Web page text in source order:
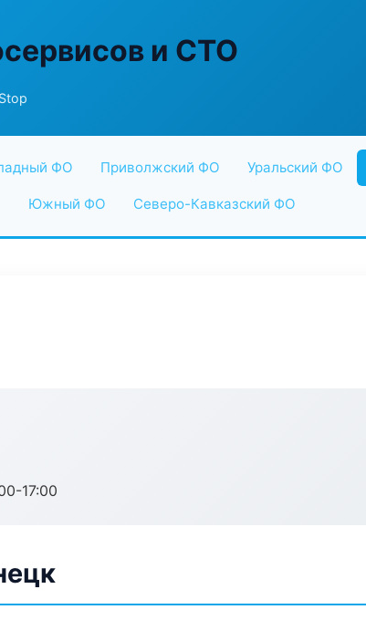
и СТО
ФО Приволжский ФО Уральский ФО
Южный ФО Северо-Кавказский ФО
17:00